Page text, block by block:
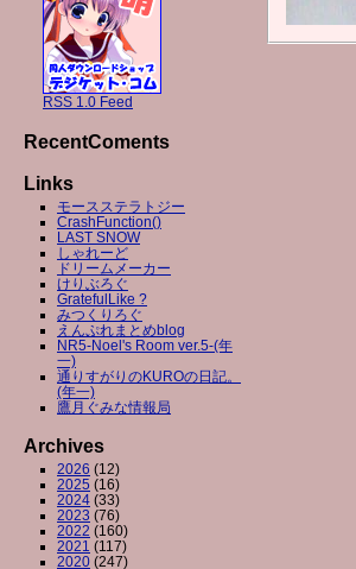
RSS 1.0 Feed
RecentComents
Links
モースステラトジー
CrashFunction()
LAST SNOW
しゃれーど
ドリームメーカー
けりぶろぐ
GratefulLike ?
みつくりろぐ
えんぷれまとめblog
NR5-Noel's Room ver.5-(年
一)
通りすがりのKUROの日記。
(年一)
鷹月ぐみな情報局
Archives
2026 (12)
2025 (16)
2024 (33)
2023 (76)
2022 (160)
2021 (117)
2020 (247)